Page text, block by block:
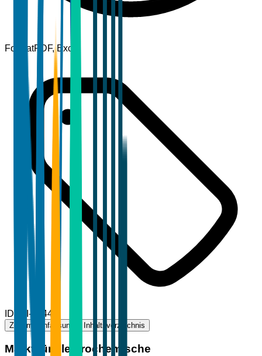
FormatPDF, Excel
ID TBI-45440
Zusammenfassung Inhaltsverzeichnis
Markt für elektrochemische